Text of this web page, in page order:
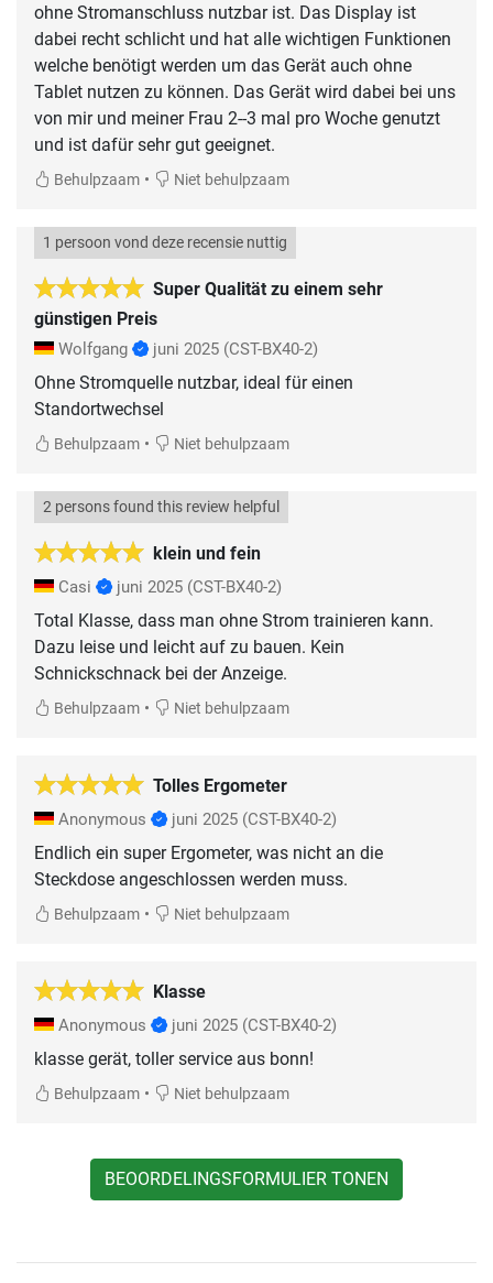
ohne Stromanschluss nutzbar ist. Das Display ist
dabei recht schlicht und hat alle wichtigen Funktionen
welche benötigt werden um das Gerät auch ohne
Tablet nutzen zu können. Das Gerät wird dabei bei uns
von mir und meiner Frau 2--3 mal pro Woche genutzt
und ist dafür sehr gut geeignet.
Behulpzaam • Niet behulpzaam
Super Qualität zu einem sehr
günstigen Preis
1 persoon vond deze recensie nuttig
Wolfgang juni 2025 (CST-BX40-2)
Ohne Stromquelle nutzbar, ideal für einen
Standortwechsel
Behulpzaam • Niet behulpzaam
klein und fein
2 persons found this review helpful
Casi juni 2025 (CST-BX40-2)
Total Klasse, dass man ohne Strom trainieren kann.
Dazu leise und leicht auf zu bauen. Kein
Schnickschnack bei der Anzeige.
Behulpzaam • Niet behulpzaam
Tolles Ergometer
Anonymous juni 2025 (CST-BX40-2)
Endlich ein super Ergometer, was nicht an die
Steckdose angeschlossen werden muss.
Behulpzaam • Niet behulpzaam
Klasse
Anonymous juni 2025 (CST-BX40-2)
klasse gerät, toller service aus bonn!
Behulpzaam • Niet behulpzaam
BEOORDELINGSFORMULIER TONEN